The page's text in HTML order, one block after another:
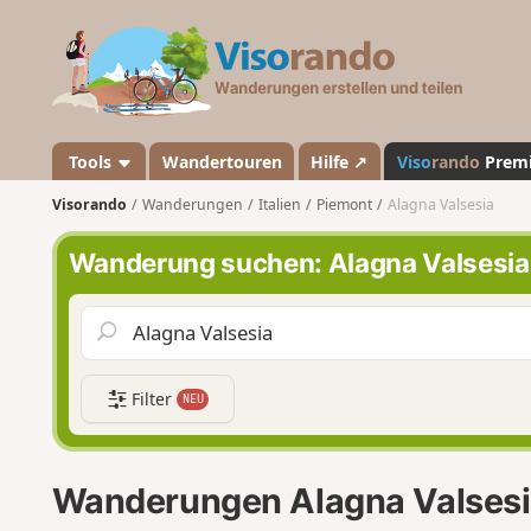
a
n
d
o
Tools Wandertouren Hilfe ↗ Visorando
Visorando Wanderungen Italien Piemont Alagna Valsesia
Wanderung suchen: Alagna Valsesia
Filter NEU
Wanderungen Alagna